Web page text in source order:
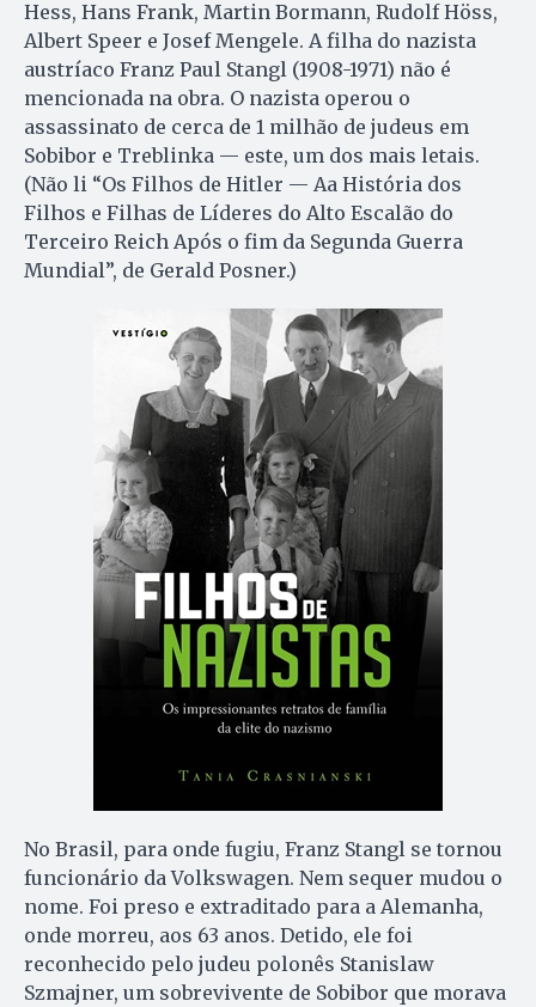
Hess, Hans Frank, Martin Bormann, Rudolf Höss,
Albert Speer e Josef Mengele. A filha do nazista
austríaco Franz Paul Stangl (1908-1971) não é
mencionada na obra. O nazista operou o
assassinato de cerca de 1 milhão de judeus em
Sobibor e Treblinka — este, um dos mais letais.
(Não li “Os Filhos de Hitler — Aa História dos
Filhos e Filhas de Líderes do Alto Escalão do
Terceiro Reich Após o fim da Segunda Guerra
Mundial”, de Gerald Posner.)
No Brasil, para onde fugiu, Franz Stangl se tornou
funcionário da Volkswagen. Nem sequer mudou o
nome. Foi preso e extraditado para a Alemanha,
onde morreu, aos 63 anos. Detido, ele foi
reconhecido pelo judeu polonês Stanislaw
Szmajner, um sobrevivente de Sobibor que morava